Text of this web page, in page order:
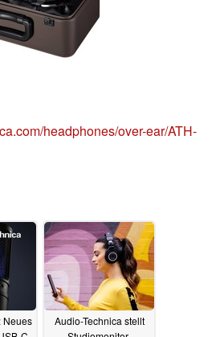
headphones/over-ear/ATH-
Neues
Audio-Technica stellt